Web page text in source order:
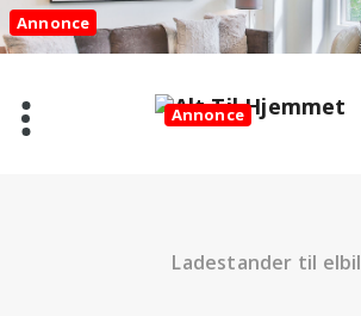
Videre
til
indhold
Annonce
Annonce
Ladestander til elbil